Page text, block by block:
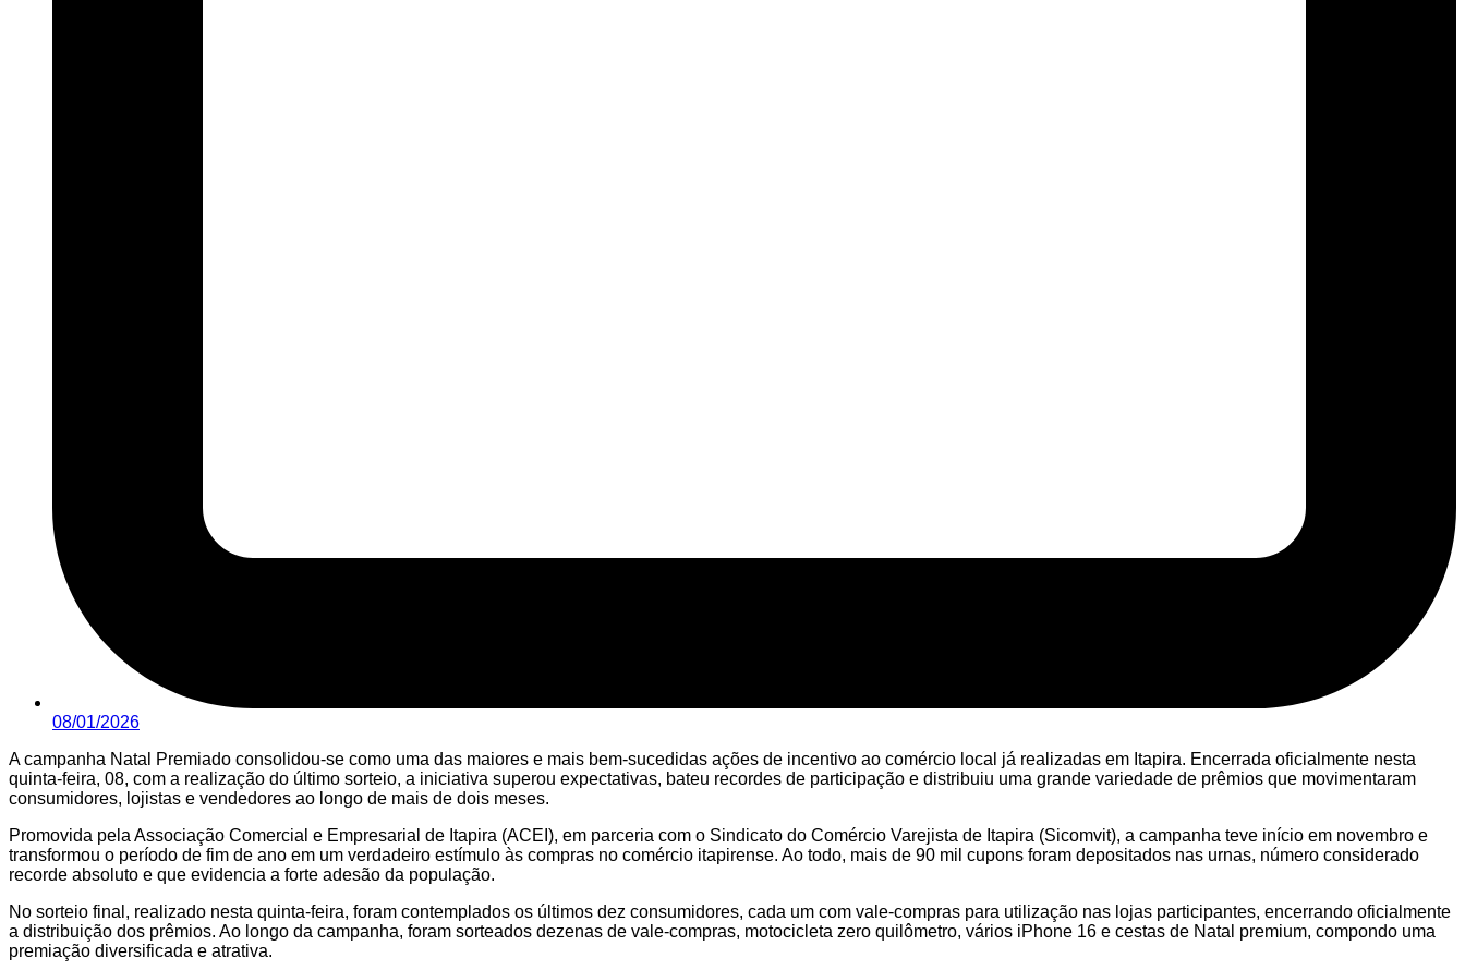
08/01/2026
A campanha Natal Premiado consolidou-se como uma das maiores e mais bem-sucedidas ações de incentivo ao comércio local já realizadas em Itapira. Encerrada oficialmente nesta
quinta-feira, 08, com a realização do último sorteio, a iniciativa superou expectativas, bateu recordes de participação e distribuiu uma grande variedade de prêmios que movimentaram
consumidores, lojistas e vendedores ao longo de mais de dois meses.
Promovida pela Associação Comercial e Empresarial de Itapira (ACEI), em parceria com o Sindicato do Comércio Varejista de Itapira (Sicomvit), a campanha teve início em novembro e
transformou o período de fim de ano em um verdadeiro estímulo às compras no comércio itapirense. Ao todo, mais de 90 mil cupons foram depositados nas urnas, número considerado
recorde absoluto e que evidencia a forte adesão da população.
No sorteio final, realizado nesta quinta-feira, foram contemplados os últimos dez consumidores, cada um com vale-compras para utilização nas lojas participantes, encerrando oficialmente
a distribuição dos prêmios. Ao longo da campanha, foram sorteados dezenas de vale-compras, motocicleta zero quilômetro, vários iPhone 16 e cestas de Natal premium, compondo uma
premiação diversificada e atrativa.